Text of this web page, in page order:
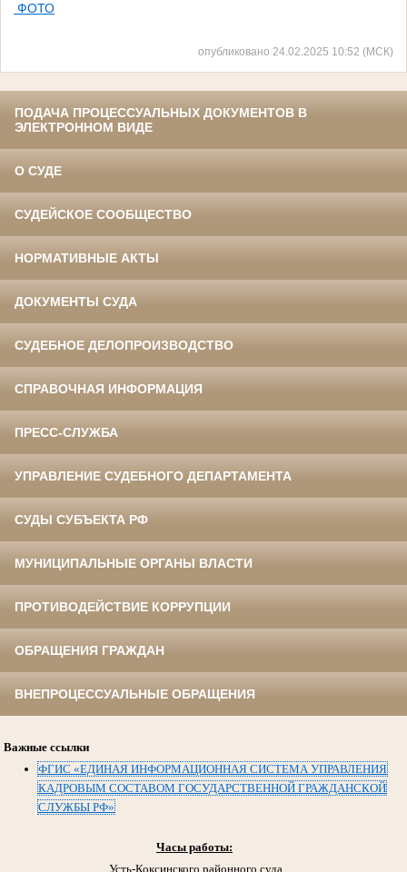
ФОТО
опубликовано 24.02.2025 10:52 (МСК)
ПОДАЧА ПРОЦЕССУАЛЬНЫХ ДОКУМЕНТОВ В
ЭЛЕКТРОННОМ ВИДЕ
О СУДЕ
СУДЕЙСКОЕ СООБЩЕСТВО
НОРМАТИВНЫЕ АКТЫ
ДОКУМЕНТЫ СУДА
СУДЕБНОЕ ДЕЛОПРОИЗВОДСТВО
СПРАВОЧНАЯ ИНФОРМАЦИЯ
ПРЕСС-СЛУЖБА
УПРАВЛЕНИЕ СУДЕБНОГО ДЕПАРТАМЕНТА
СУДЫ СУБЪЕКТА РФ
МУНИЦИПАЛЬНЫЕ ОРГАНЫ ВЛАСТИ
ПРОТИВОДЕЙСТВИЕ КОРРУПЦИИ
ОБРАЩЕНИЯ ГРАЖДАН
ВНЕПРОЦЕССУАЛЬНЫЕ ОБРАЩЕНИЯ
Важные ссылки
ФГИС «ЕДИНАЯ ИНФОРМАЦИОННАЯ СИСТЕМА УПРАВЛЕНИЯ
КАДРОВЫМ СОСТАВОМ ГОСУДАРСТВЕННОЙ ГРАЖДАНСКОЙ
СЛУЖБЫ РФ»
Часы работы:
Усть-Коксинского районного суда